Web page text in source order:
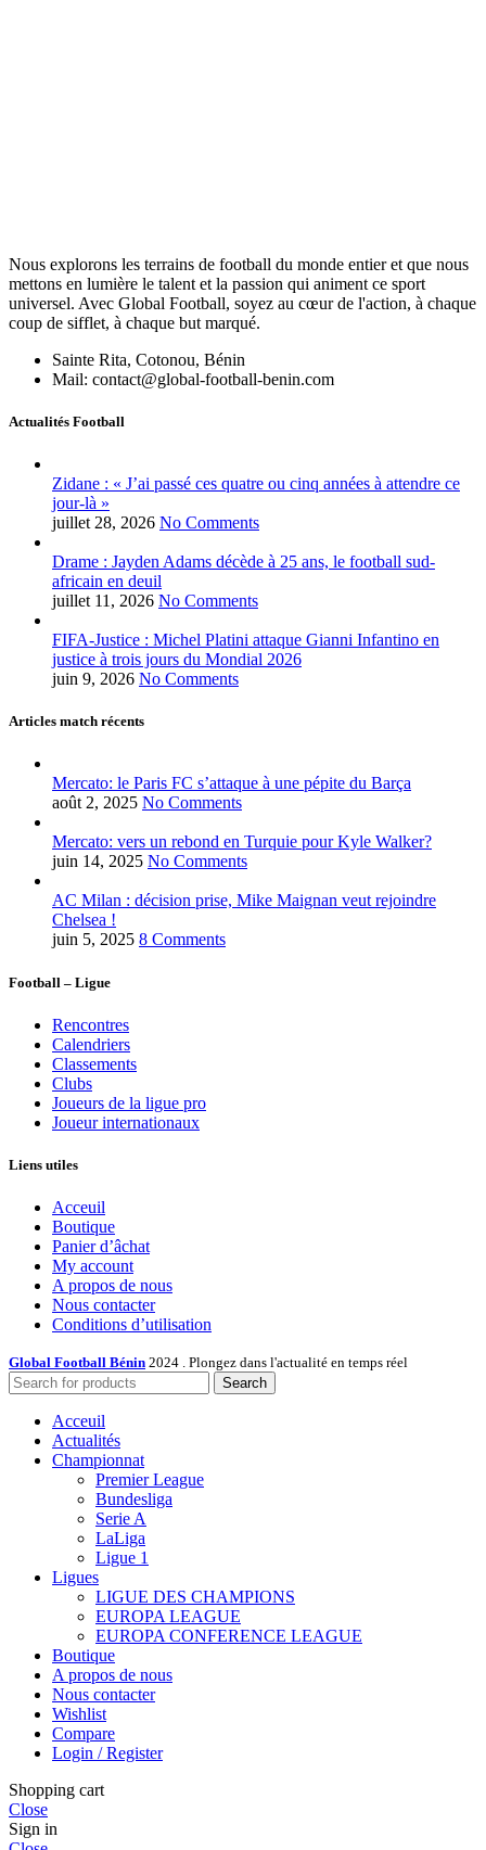
Nous explorons les terrains de football du monde entier et que nous
mettons en lumière le talent et la passion qui animent ce sport
universel. Avec Global Football, soyez au cœur de l'action, à chaque
coup de sifflet, à chaque but marqué.
Sainte Rita, Cotonou, Bénin
Mail: contact@global-football-benin.com
Actualités Football
Zidane : « J’ai passé ces quatre ou cinq années à attendre ce
jour-là »
juillet 28, 2026 No Comments
Drame : Jayden Adams décède à 25 ans, le football sud-
africain en deuil
juillet 11, 2026 No Comments
FIFA-Justice : Michel Platini attaque Gianni Infantino en
justice à trois jours du Mondial 2026
juin 9, 2026 No Comments
Articles match récents
Mercato: le Paris FC s’attaque à une pépite du Barça
août 2, 2025 No Comments
Mercato: vers un rebond en Turquie pour Kyle Walker?
juin 14, 2025 No Comments
AC Milan : décision prise, Mike Maignan veut rejoindre
Chelsea !
juin 5, 2025 8 Comments
Football – Ligue
Rencontres
Calendriers
Classements
Clubs
Joueurs de la ligue pro
Joueur internationaux
Liens utiles
Acceuil
Boutique
Panier d’âchat
My account
A propos de nous
Nous contacter
Conditions d’utilisation
Global Football Bénin 2024 . Plongez dans l'actualité en temps réel
Search
Acceuil
Actualités
Championnat
Premier League
Bundesliga
Serie A
LaLiga
Ligue 1
Ligues
LIGUE DES CHAMPIONS
EUROPA LEAGUE
EUROPA CONFERENCE LEAGUE
Boutique
A propos de nous
Nous contacter
Wishlist
Compare
Login / Register
Shopping cart
Close
Sign in